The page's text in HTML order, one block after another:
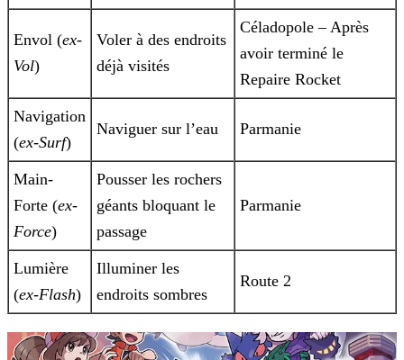
Envol (ex-
Vol)
Voler à des endroits
déjà visités
Céladopole – Après
avoir terminé le
Repaire Rocket
Navigation
(ex-Surf)
Naviguer sur l’eau Parmanie
Main-
Forte (ex-
Force)
Pousser les rochers
géants bloquant le
passage
Parmanie
Lumière
(ex-Flash)
Illuminer les
endroits sombres
Route 2